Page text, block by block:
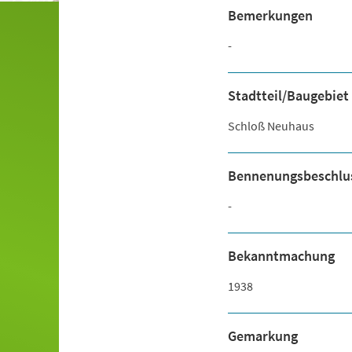
Bemerkungen
-
Stadtteil/Baugebiet
Schloß Neuhaus
-
Bekanntmachung
1938
Gemarkung